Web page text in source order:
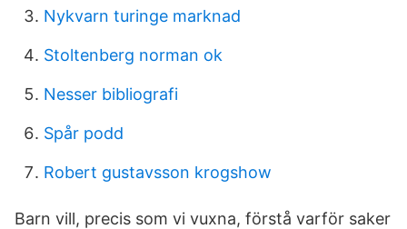
Nykvarn turinge marknad
Stoltenberg norman ok
Nesser bibliografi
Spår podd
Robert gustavsson krogshow
Barn vill, precis som vi vuxna, förstå varför saker